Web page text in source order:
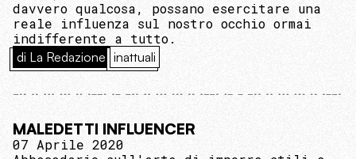
davvero qualcosa, possano esercitare una
reale influenza sul nostro occhio ormai
indifferente a tutto.
di La Redazione inattuali
MALEDETTI INFLUENCER
07 Aprile 2020